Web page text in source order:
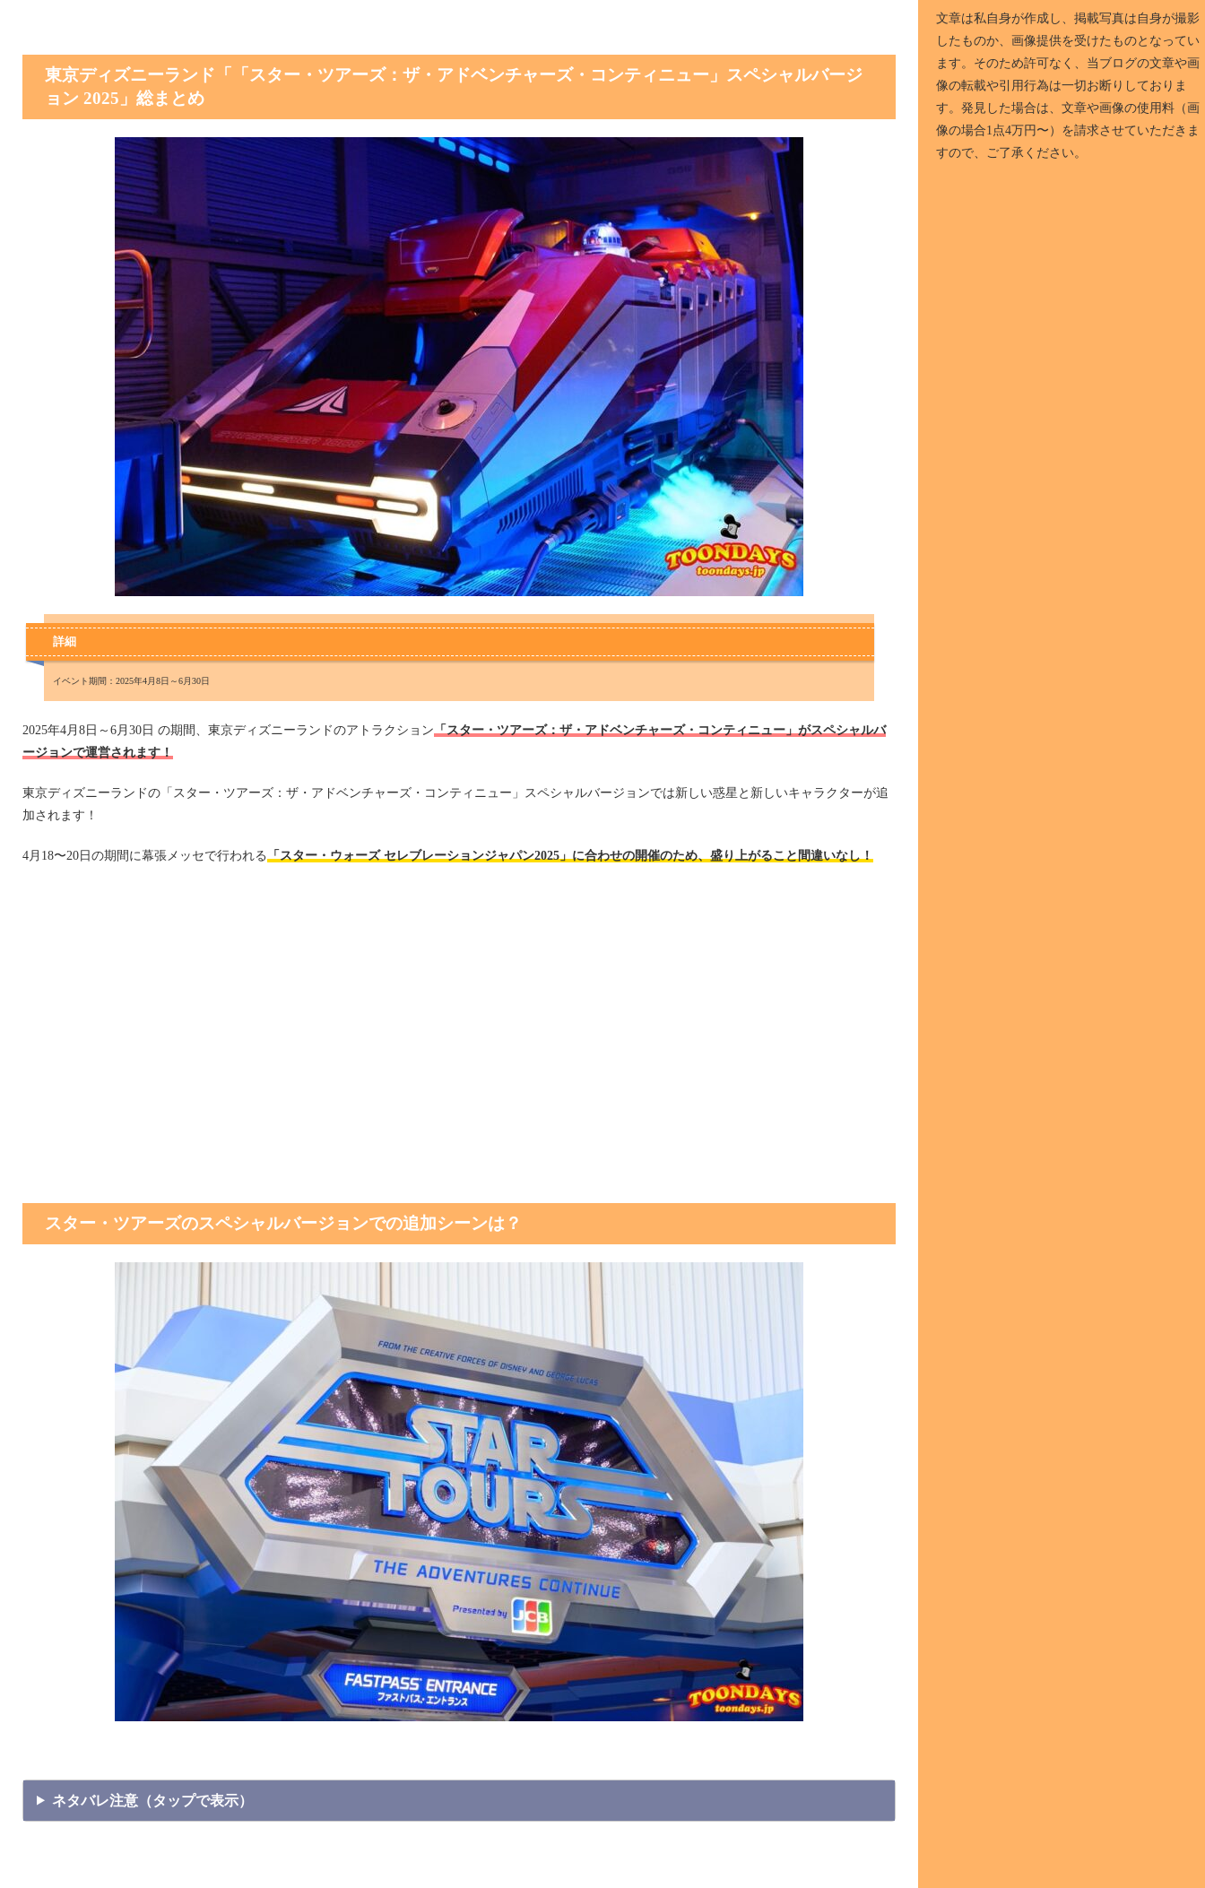
東京ディズニーランド「「スター・ツアーズ：ザ・アドベンチャーズ・コンティニュー」スペシャルバージ
ョン 2025」総まとめ
詳細
イベント期間：2025年4月8日～6月30日
2025年4月8日～6月30日 の期間、東京ディズニーランドのアトラクション 「スター・ツアーズ：ザ・アドベンチャーズ・コンティニュー」がスペシャルバ
ージョンで運営されます！
東京ディズニーランドの「スター・ツアーズ：ザ・アドベンチャーズ・コンティニュー」スペシャルバージョンでは新しい惑星と新しいキャラクターが追
加されます！
4月18〜20日の期間に幕張メッセで行われる 「スター・ウォーズ セレブレーションジャパン2025」に合わせの開催のため、盛り上がること間違いなし！
スター・ツアーズのスペシャルバージョンでの追加シーンは？
ネタバレ注意（タップで表示）
文章は私自身が作成し、掲載写真は自身が撮影
したものか、画像提供を受けたものとなってい
ます。そのため許可なく、当ブログの文章や画
像の転載や引用行為は一切お断りしておりま
す。発見した場合は、文章や画像の使用料（画
像の場合1点4万円〜）を請求させていただきま
すので、ご了承ください。